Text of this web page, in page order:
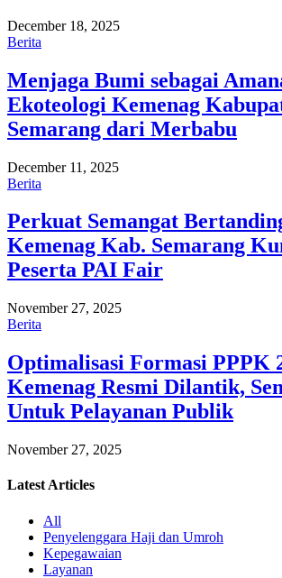
December 18, 2025
Berita
Menjaga Bumi sebagai
Ekoteologi Kemenag
Semarang dari Merbabu
December 11, 2025
Berita
Perkuat Semangat
Kemenag Kab. Semarang
Peserta PAI Fair
November 27, 2025
Berita
Optimalisasi Formasi PPPK
Kemenag Resmi Dilantik,
Untuk Pelayanan Publik
November 27, 2025
Latest Articles
All
Penyelenggara Haji dan Umroh
Kepegawaian
Layanan